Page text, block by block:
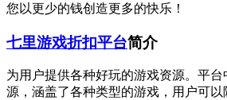
您以更少的钱创造更多的快乐！
七里游戏折扣平台简介
为用户提供各种好玩的游戏资源。平
源，涵盖了各种类型的游戏，用户可